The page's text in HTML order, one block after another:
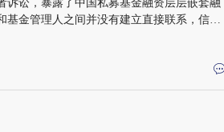
诉讼，暴露了中国私募基金融资层层嵌套融
基金管理人之间并没有建立直接联系，信义